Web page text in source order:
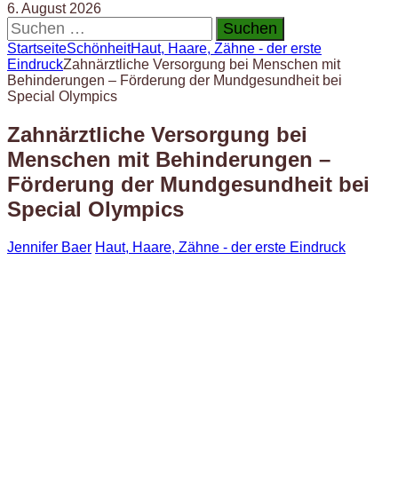
6. August 2026
Suchen
nach:
StartseiteSchönheitHaut, Haare, Zähne - der erste
EindruckZahnärztliche Versorgung bei Menschen mit
Behinderungen – Förderung der Mundgesundheit bei
Special Olympics
Zahnärztliche Versorgung bei
Menschen mit Behinderungen –
Förderung der Mundgesundheit bei
Special Olympics
Jennifer Baer Haut, Haare, Zähne - der erste Eindruck